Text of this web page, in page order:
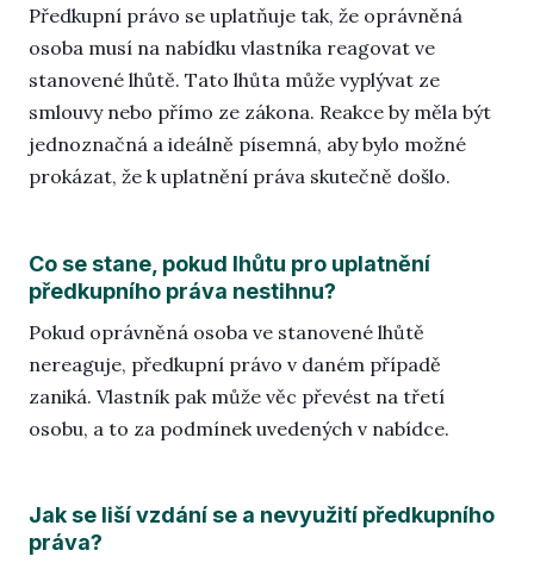
Předkupní právo se uplatňuje tak, že oprávněná
osoba musí na nabídku vlastníka reagovat ve
stanovené lhůtě. Tato lhůta může vyplývat ze
smlouvy nebo přímo ze zákona. Reakce by měla být
jednoznačná a ideálně písemná, aby bylo možné
prokázat, že k uplatnění práva skutečně došlo.
Co se stane, pokud lhůtu pro uplatnění
předkupního práva nestihnu?
Pokud oprávněná osoba ve stanovené lhůtě
nereaguje, předkupní právo v daném případě
zaniká. Vlastník pak může věc převést na třetí
osobu, a to za podmínek uvedených v nabídce.
Jak se liší vzdání se a nevyužití předkupního
práva?